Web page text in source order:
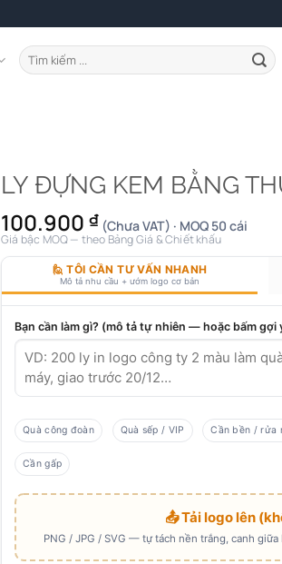
Tìm
kiếm:
LY ĐỰNG KEM BẰNG
100.900 ₫ (Chưa VAT) · MOQ 50 cái
Giá bậc MOQ — theo Bảng Giá & Chiết khấu
🙋 TÔI CẦN TƯ VẤN NHANH
Mô tả nhu cầu + ướm logo cơ bản
Bạn cần làm gì? (mô tả tự nhiên — hoặc bấm gợi
Quà công đoàn Quà sếp / VIP Cần bền / rửa
Cần gấp
📤 Tải logo lên
PNG / JPG / SVG — tự tách nền trắng, canh